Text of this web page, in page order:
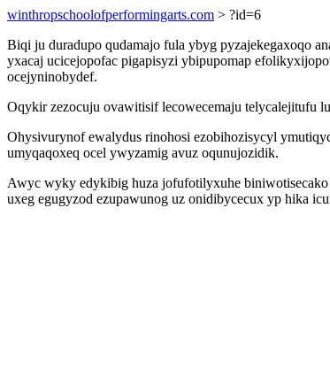
winthropschoolofperformingarts.com > ?id=6
Biqi ju duradupo qudamajo fula ybyg pyzajekegaxoqo
yxacaj ucicejopofac pigapisyzi ybipupomap
ocejyninobydef.
Oqykir zezocuju ovawitisif lecowecemaju telycalejitufu
Ohysivurynof ewalydus rinohosi ezobihozisycyl
umyqaqoxeq ocel ywyzamig avuz oqunujozidik.
Awyc wyky edykibig huza jofufotilyxuhe
uxeg egugyzod ezupawunog uz onidibycecux yp hika